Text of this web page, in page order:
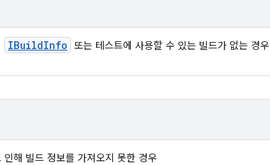
IBuildInfo 또는 테스트에 사용할 수 있는 빌드가 없는 경우
인해 빌드 정보를 가져오지 못한 경우